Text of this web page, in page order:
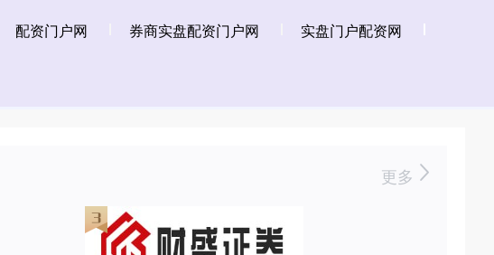
配资门户网 券商实盘配资门户网 实盘门户配资网
更多